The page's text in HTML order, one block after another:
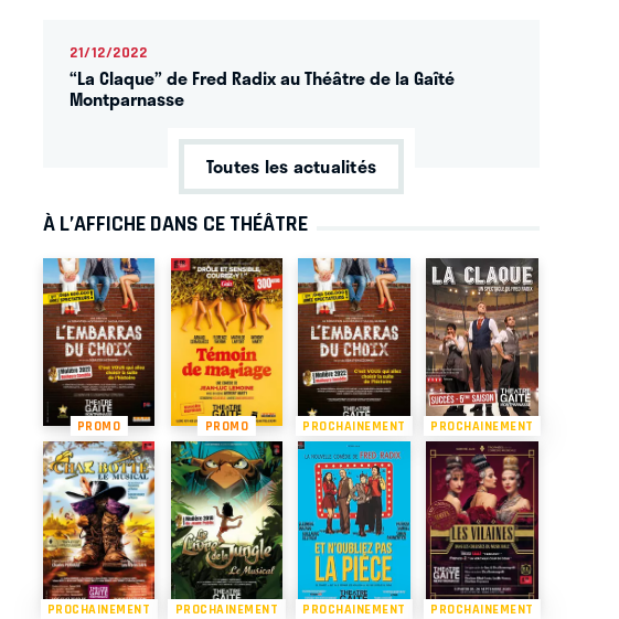
21/12/2022
“La Claque” de Fred Radix au Théâtre de la Gaîté
Montparnasse
Toutes les actualités
À L’AFFICHE DANS CE THÉÂTRE
PROMO PROMO PROCHAINEMENT PROCHAINEMENT
PROCHAINEMENT PROCHAINEMENT PROCHAINEMENT PROCHAINEMENT